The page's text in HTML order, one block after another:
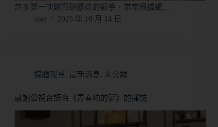
許多第一次購買矽膠娃的新手，常常根據網…
user
2025 年 10 月 14 日
媒體報導, 最新消息, 未分類
感謝公視台語台《青春咱的夢》的採訪